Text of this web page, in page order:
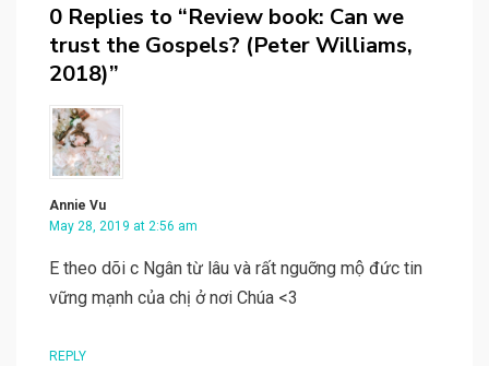
0 Replies to “Review book: Can we
trust the Gospels? (Peter Williams,
2018)”
Annie Vu
May 28, 2019 at 2:56 am
E theo dõi c Ngân từ lâu và rất nguỡng mộ đức tin
vững mạnh của chị ở nơi Chúa <3
REPLY